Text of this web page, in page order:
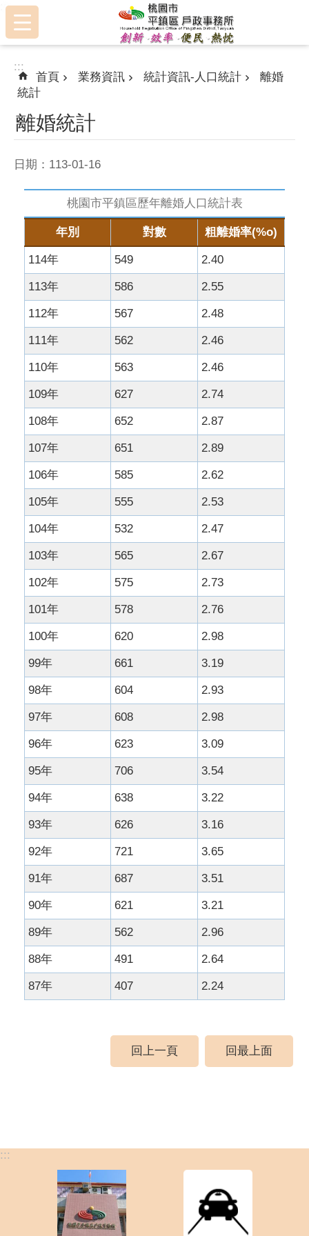
跳到主要內容區塊
:::
:::
首頁 業務資訊 統計資訊-人口統計
離婚
統計
離婚統計
日期：113-01-16
桃園市平鎮區歷年離婚人口統計表
年別 對數 粗離婚率(%o)
114年 549 2.40
113年 586 2.55
112年 567 2.48
111年 562 2.46
110年 563 2.46
109年 627 2.74
108年 652 2.87
107年 651 2.89
106年 585 2.62
105年 555 2.53
104年 532 2.47
103年 565 2.67
102年 575 2.73
101年 578 2.76
100年 620 2.98
99年 661 3.19
98年 604 2.93
97年 608 2.98
96年 623 3.09
95年 706 3.54
94年 638 3.22
93年 626 3.16
92年 721 3.65
91年 687 3.51
90年 621 3.21
89年 562 2.96
88年 491 2.64
87年 407 2.24
回上一頁 回最上面
:::